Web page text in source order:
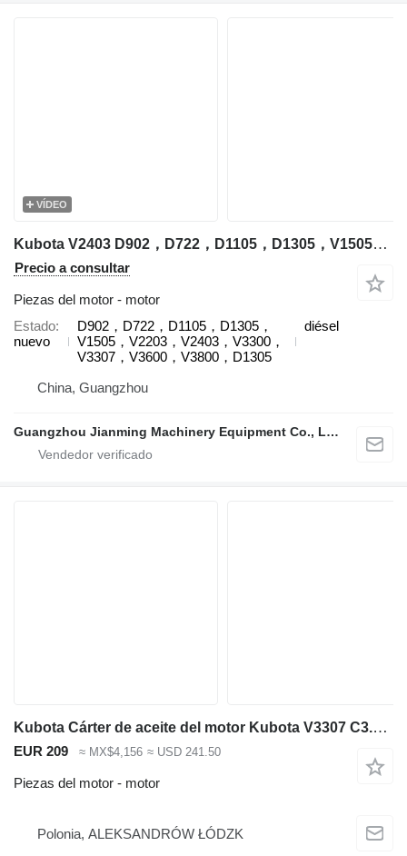
VÍDEO
Kubota V2403 D902，D722，D1105，D1305，V1505，V2203，V2403，V3300，V3307，V3600，V3800，D1305 motor para Kubota excavadora
Precio a consultar
Piezas del motor - motor
Estado
nuevo
D902，D722，D1105，D1305，
V1505，V2203，V2403，V3300，
V3307，V3600，V3800，D1305
diésel
China, Guangzhou
Guangzhou Jianming Machinery Equipment Co., Ltd.
Kubota Cárter de aceite del motor Kubota V3307 C3.3 B CDI-T-ET03 para Caterpillar para maquinaria de construcción
EUR 209 ≈ MX$4,156 ≈ USD 241.50
Piezas del motor - motor
Polonia, ALEKSANDRÓW ŁÓDZK